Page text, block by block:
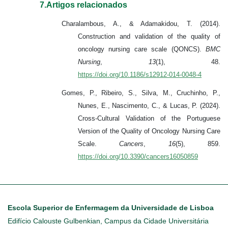
7.Artigos relacionados
Charalambous, A., & Adamakidou, T. (2014).
Construction and validation of the quality of
oncology nursing care scale (QONCS). BMC
Nursing, 13(1), 48.
https://doi.org/10.1186/s12912-014-0048-4
Gomes, P., Ribeiro, S., Silva, M., Cruchinho, P.,
Nunes, E., Nascimento, C., & Lucas, P. (2024).
Cross-Cultural Validation of the Portuguese
Version of the Quality of Oncology Nursing Care
Scale.Cancers, 16(5), 859.
https://doi.org/10.3390/cancers16050859
Escola Superior de Enfermagem da Universidade de Lisboa
Edifício Calouste Gulbenkian, Campus da Cidade Universitária